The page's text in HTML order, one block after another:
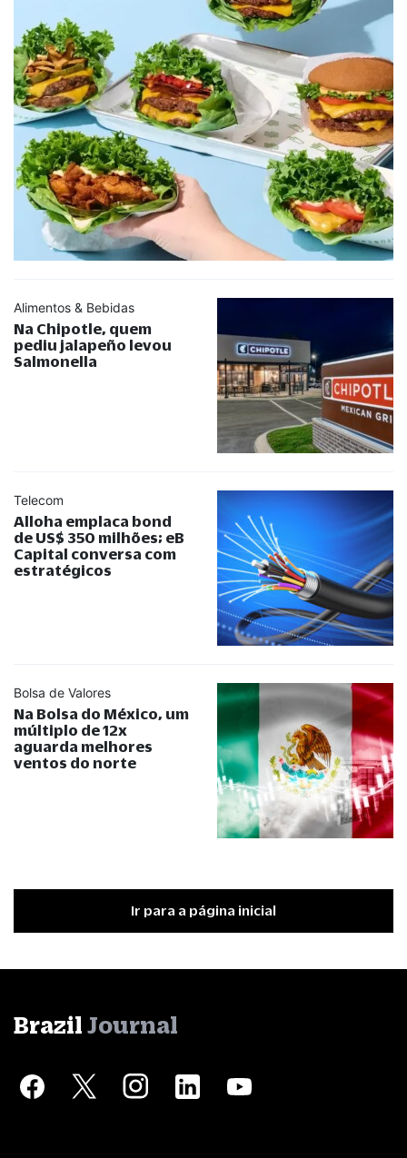
Alimentos & Bebidas
Na Chipotle, quem
pediu jalapeño levou
Salmonella
Telecom
Alloha emplaca bond
de US$ 350 milhões; eB
Capital conversa com
estratégicos
Bolsa de Valores
Na Bolsa do México, um
múltiplo de 12x
aguarda melhores
ventos do norte
Ir para a página inicial
Brazil Journal